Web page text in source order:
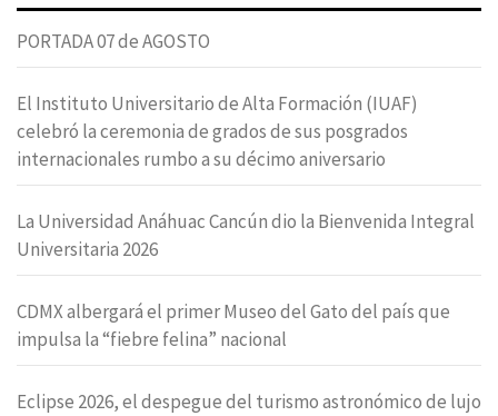
PORTADA 07 de AGOSTO
El Instituto Universitario de Alta Formación (IUAF)
celebró la ceremonia de grados de sus posgrados
internacionales rumbo a su décimo aniversario
La Universidad Anáhuac Cancún dio la Bienvenida Integral
Universitaria 2026
CDMX albergará el primer Museo del Gato del país que
impulsa la “fiebre felina” nacional
Eclipse 2026, el despegue del turismo astronómico de lujo